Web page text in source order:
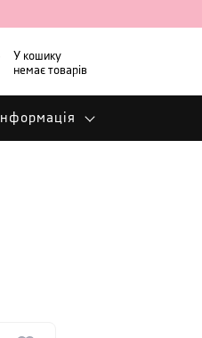
У кошику
немає товарів
Інформація